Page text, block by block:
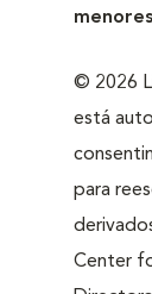
© 2026
está
para
Center